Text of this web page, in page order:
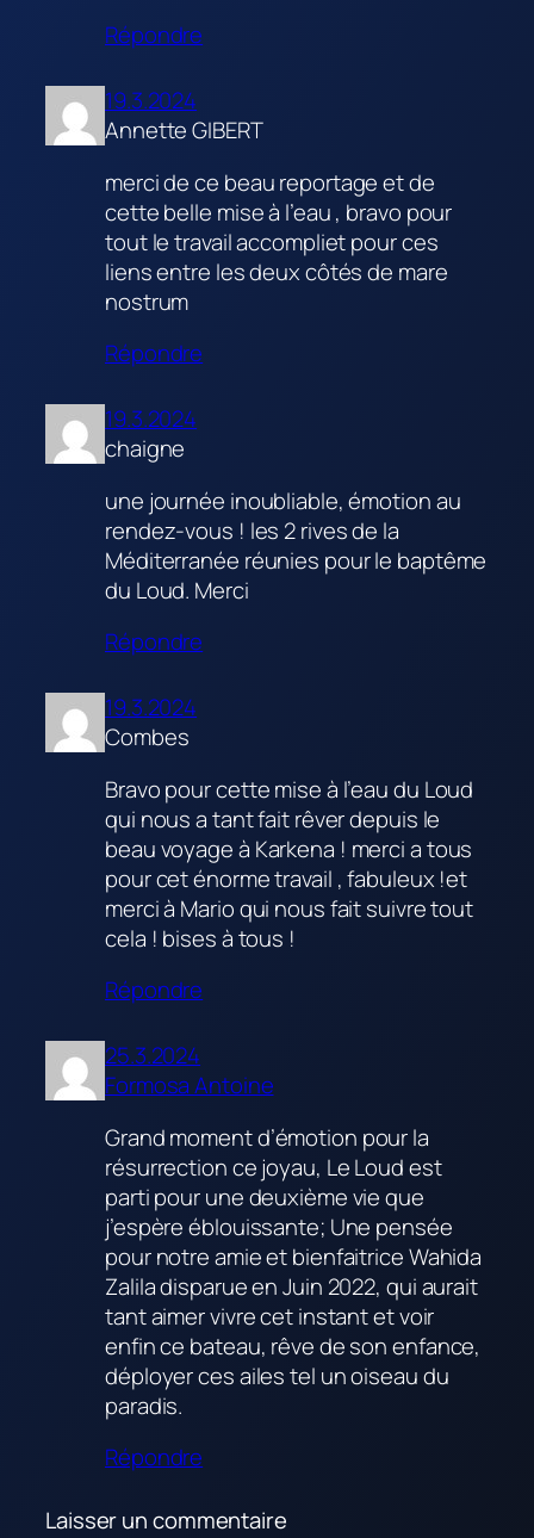
Répondre
19.3.2024
Annette GIBERT
merci de ce beau reportage et de
cette belle mise à l’eau , bravo pour
tout le travail accompliet pour ces
liens entre les deux côtés de mare
nostrum
Répondre
19.3.2024
chaigne
une journée inoubliable, émotion au
rendez-vous ! les 2 rives de la
Méditerranée réunies pour le baptême
du Loud. Merci
Répondre
19.3.2024
Combes
Bravo pour cette mise à l’eau du Loud
qui nous a tant fait rêver depuis le
beau voyage à Karkena ! merci a tous
pour cet énorme travail , fabuleux !et
merci à Mario qui nous fait suivre tout
cela ! bises à tous !
Répondre
25.3.2024
Formosa Antoine
Grand moment d’émotion pour la
résurrection ce joyau, Le Loud est
parti pour une deuxième vie que
j’espère éblouissante; Une pensée
pour notre amie et bienfaitrice Wahida
Zalila disparue en Juin 2022, qui aurait
tant aimer vivre cet instant et voir
enfin ce bateau, rêve de son enfance,
déployer ces ailes tel un oiseau du
paradis.
Répondre
Laisser un commentaire